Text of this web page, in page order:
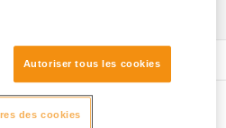
le connecteur en position et
de protéger la corde des
tout en favorisant le
L052xAXX-GRILLON
GRILLON-procedure-FR
GRILLON-suivi-FR
Autoriser tous les cookies
des cookies